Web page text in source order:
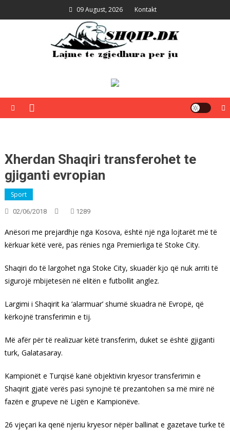
to
09 August, 2026 Kontakt
Xherdan Shaqiri transferohet te
gjiganti evropian
Sport
02/06/2018 1289
Anësori me prejardhje nga Kosova, është një nga lojtarët më të
kërkuar këtë verë, pas rënies nga Premierliga të Stoke City.
Shaqiri do të largohet nga Stoke City, skuadër kjo që nuk arriti të
sigurojë mbijetesën në elitën e futbollit anglez.
Largimi i Shaqirit ka ‘alarmuar’ shumë skuadra në Evropë, që
kërkojnë transferimin e tij.
Më afër për të realizuar këtë transferim, duket se është gjiganti
turk, Galatasaray.
Kampionët e Turqisë kanë objektivin kryesor transferimin e
Shaqirit gjatë verës pasi synojnë të prezantohen sa më mirë në
fazën e grupeve në Ligën e Kampionëve.
26 vjeçari ka qenë njeriu kryesor nëpër ballinat e gazetave turke të